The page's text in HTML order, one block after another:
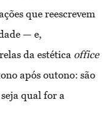
que reescrevem
— e,
da estética office
após outono: são
qual for a